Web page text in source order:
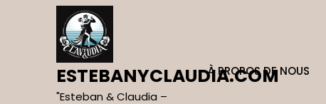
ESTEBANYCLAUDIA.COM
"Esteban & Claudia –
À PROPOS DE NOUS